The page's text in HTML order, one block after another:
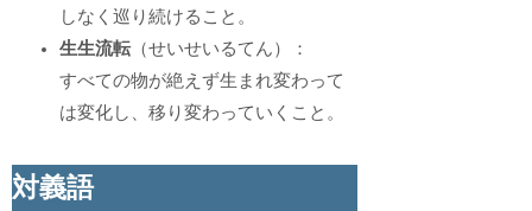
しなく巡り続けること。
生生流転（せいせいるてん）：
すべての物が絶えず生まれ変わって
は変化し、移り変わっていくこと。
対義語